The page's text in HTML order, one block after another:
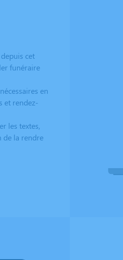
cet
funéraire
en
et rendez-
les textes,
de la rendre